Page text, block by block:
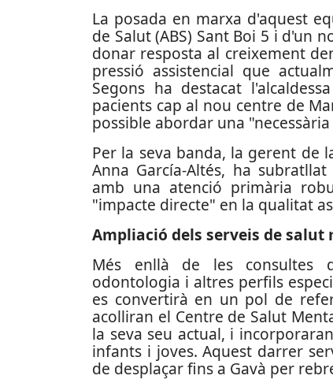
La posada en marxa d'aquest
de Salut (ABS) Sant Boi 5 i d'un
donar resposta al creixement
pressió assistencial que
Segons ha destacat
pacients cap al nou centre de
possible abordar una
Per la seva banda, la gerent de
Anna García-Altés, ha
amb una atenció primària
"impacte directe" en la qualitat
Ampliació dels serveis de salut
Més enllà de les consultes
odontologia i altres perfils
es convertirà en un pol de
acolliran el Centre de Salut
la seva seu actual, i
infants i joves. Aquest darrer
de desplaçar fins a Gavà per